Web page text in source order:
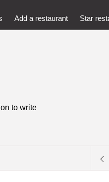
Add a restaurant Star
to write